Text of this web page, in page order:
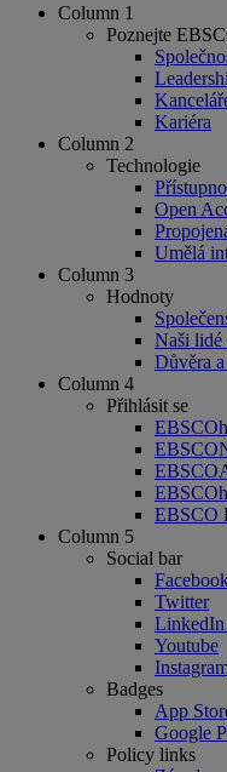
Column 1
Poznejte
Kariéra
Column 2
Technologie
Open
Umělá
Column 3
Hodnoty
Naši lidé
Důvěra
Column 4
Přihlásit se
EBSCO
Column 5
Social bar
Twitter
Youtube
Badges
App
Google
Policy links